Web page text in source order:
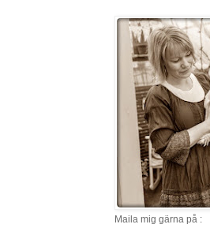
Maila mig gärna på :